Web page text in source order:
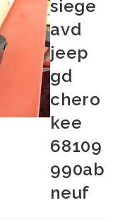
siege
avd
jeep
gd
chero
kee
68109
990ab
neuf